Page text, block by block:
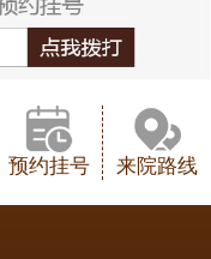
预约挂号 来院路线